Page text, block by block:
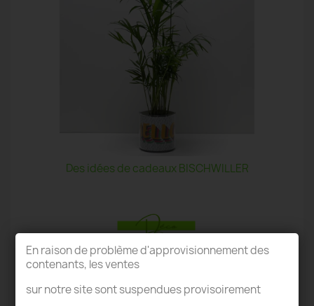
Des idées de cadeaux BISCHWILLER
TERRARIUM BISCHWILLER
En raison de problème d'approvisionnement des
contenants, les ventes
sur notre site sont suspendues provisoirement